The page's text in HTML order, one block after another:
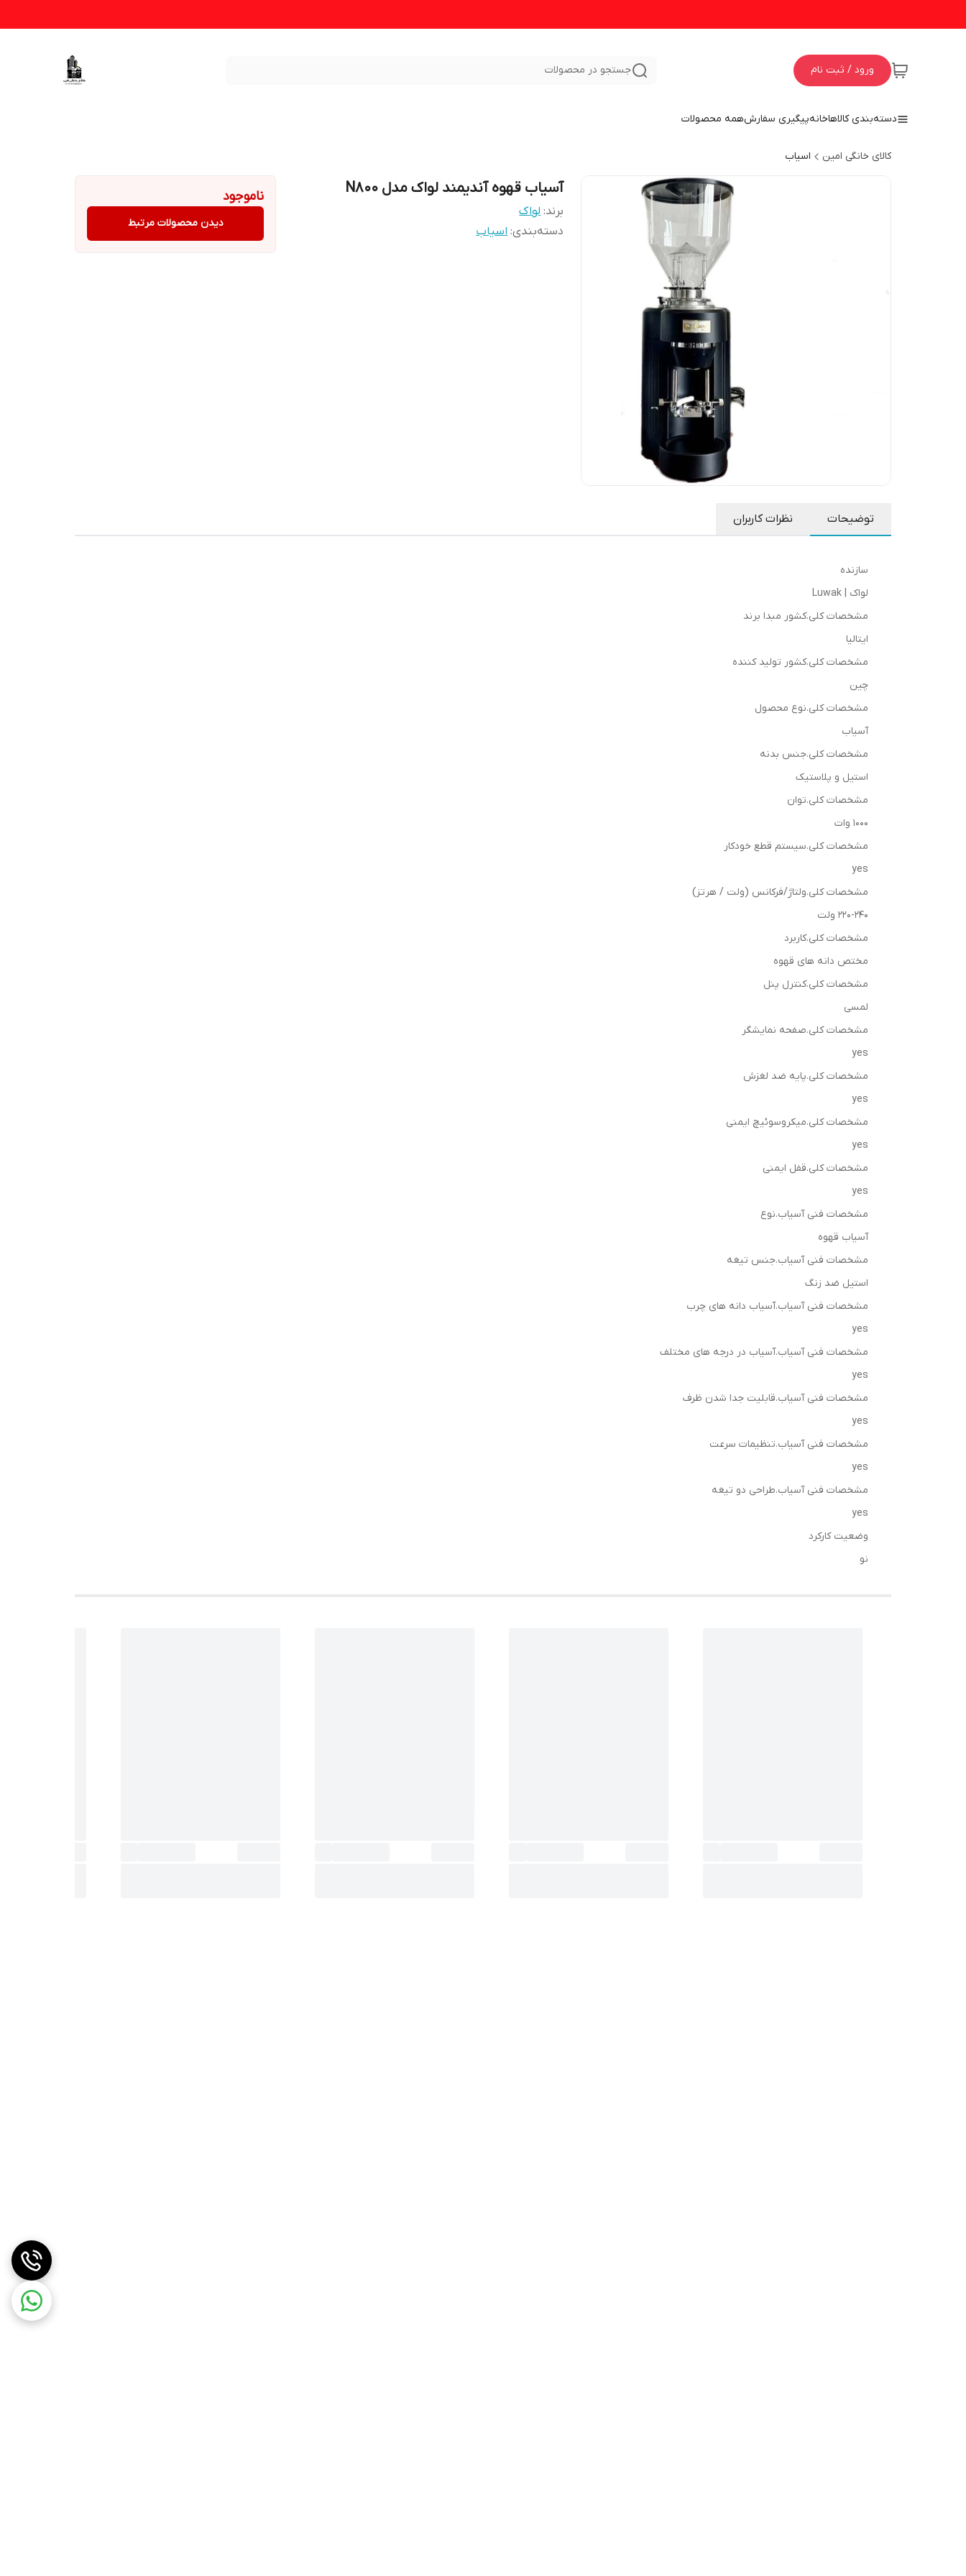
ورود / ثبت نام جستجو در محصولات
دسته‌بندی کالاهاخانهپیگیری سفارشهمه محصولات
کالای خانگی امین اسیاب
آسیاب قهوه آندیمند لواک مدل N800
برند: لواک
دسته‌بندی:اسیاب
ناموجود
دیدن محصولات مرتبط
توضیحات نظرات کاربران
سازنده
لواک | Luwak
مشخصات کلی.کشور مبدا برند
ایتالیا
مشخصات کلی.کشور تولید کننده
چین
مشخصات کلی.نوع محصول
آسیاب
مشخصات کلی.جنس بدنه
استیل و پلاستیک
مشخصات کلی.توان
1000 وات
مشخصات کلی.سیستم قطع خودکار
yes
مشخصات کلی.ولتاژ/فرکانس (ولت / هرتز)
220-240 ولت
مشخصات کلی.کاربرد
مختص دانه های قهوه
مشخصات کلی.کنترل پنل
لمسی
مشخصات کلی.صفحه نمایشگر
yes
مشخصات کلی.پایه ضد لغزش
yes
مشخصات کلی.میکروسوئیچ ایمنی
yes
مشخصات کلی.قفل ایمنی
yes
مشخصات فنی آسیاب.نوع
آسیاب قهوه
مشخصات فنی آسیاب.جنس تیغه
استیل ضد زنگ
مشخصات فنی آسیاب.آسیاب دانه های چرب
yes
مشخصات فنی آسیاب.آسیاب در درجه های مختلف
yes
مشخصات فنی آسیاب.قابلیت جدا شدن ظرف
yes
مشخصات فنی آسیاب.تنظیمات سرعت
yes
مشخصات فنی آسیاب.طراحی دو تیغه
yes
وضعیت کارکرد
نو